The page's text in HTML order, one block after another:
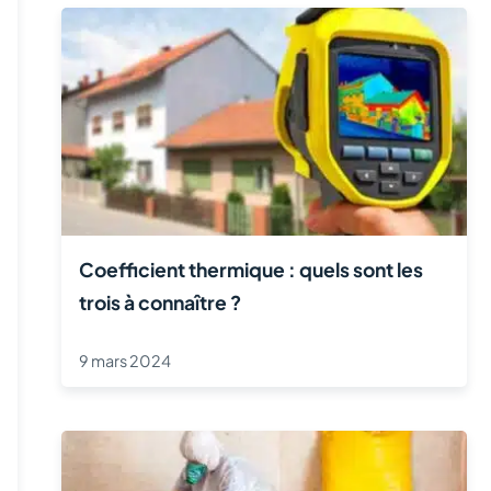
Coefficient thermique : quels sont les
trois à connaître ?
9 mars 2024